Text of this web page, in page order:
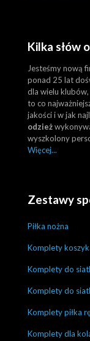
Kilka słów
Jesteśmy nową
ponad 25 lat
dla wielu
to co
jakości i w jak
odzież
wyszkolony
Więcej...
Zestawy
Piłka nożna
Komplety
Komplety do
Komplety do
Komplety piłka
Komplety dla